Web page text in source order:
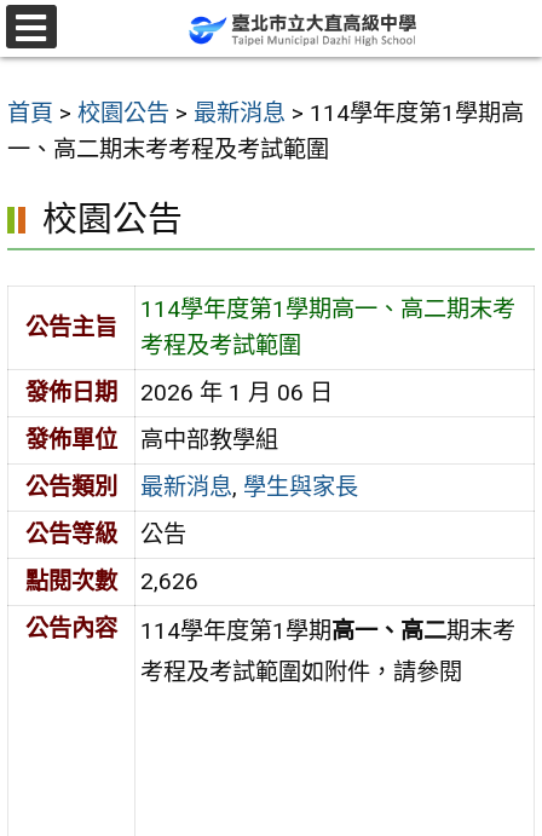
跳
至
要
區
首頁 > 校園公告 > 最新消息 > 114學年度第1學期高
一、高二期末考考程及考試範圍
校園公告
公告主旨
114學年度第1學期高一、高二期末考
考程及考試範圍
發佈日期
2026 年 1 月 06 日
發佈單位
高中部教學組
公告類別
最新消息, 學生與家長
公告等級
公告
點閱次數
2,626
公告內容
114學年度第1學期高一、高二期末考
考程及考試範圍如附件，請參閱
選
單